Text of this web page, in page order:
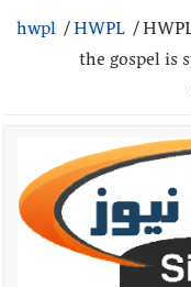
الرحباني: |إحتفالية
شركة الروان
سكين في مخيم عين
عمته ؟
hwpl / HWPL /
the gospel is